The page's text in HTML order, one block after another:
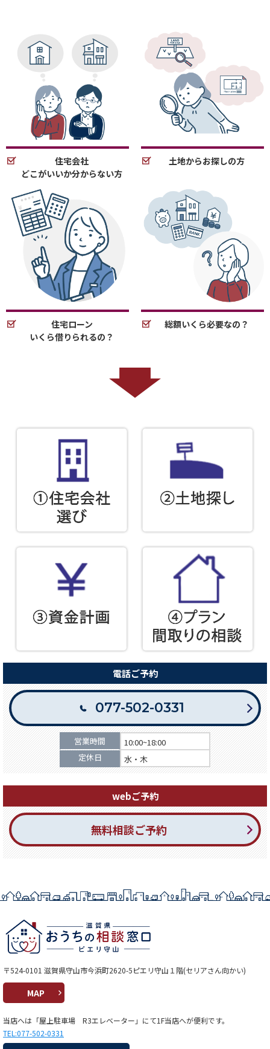
住宅会社
どこがいいか分からない方
土地からお探しの方
住宅ローン
いくら借りられるの？
総額いくら必要なの？
電話ご予約
077-502-0331
営業時間
10:00~18:00
定休日
水・木
webご予約
無料相談ご予約
〒524-0101 滋賀県守山市今浜町2620-5ピエリ守山１階(セリアさん向かい)
MAP
当店へは「屋上駐車場 R3エレベーター」にて1F当店へが便利です。
TEL:077-502-0331